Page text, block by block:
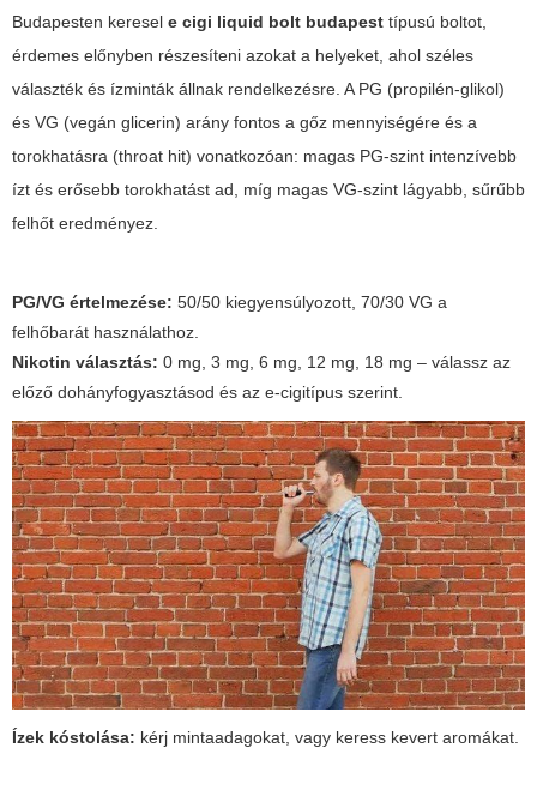
Budapesten keresel e cigi liquid bolt budapest típusú boltot,
érdemes előnyben részesíteni azokat a helyeket, ahol széles
választék és ízminták állnak rendelkezésre. A PG (propilén-glikol)
és VG (vegán glicerin) arány fontos a gőz mennyiségére és a
torokhatásra (throat hit) vonatkozóan: magas PG-szint intenzívebb
ízt és erősebb torokhatást ad, míg magas VG-szint lágyabb, sűrűbb
felhőt eredményez.
PG/VG értelmezése: 50/50 kiegyensúlyozott, 70/30 VG a
felhőbarát használathoz.
Nikotin választás: 0 mg, 3 mg, 6 mg, 12 mg, 18 mg – válassz az
előző dohányfogyasztásod és az e-cigitípus szerint.
Ízek kóstolása: kérj mintaadagokat, vagy keress kevert aromákat.